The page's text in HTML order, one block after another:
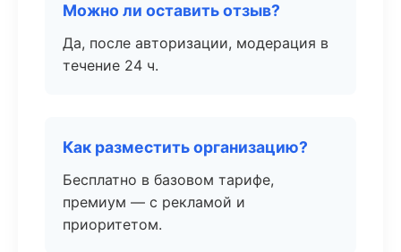
Можно ли оставить отзыв?
Да, после авторизации, модерация в
течение 24 ч.
Как разместить организацию?
Бесплатно в базовом тарифе,
премиум — с рекламой и
приоритетом.